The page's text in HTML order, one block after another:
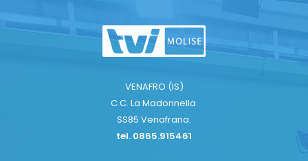
VENAFRO (IS)
C.C. La Madonnella
SS85 Venafrana.
tel. 0865.915461